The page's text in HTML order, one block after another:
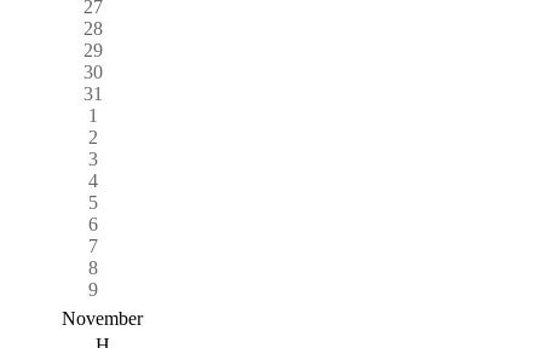
27
28
29
30
31
1
2
3
4
5
6
7
8
9
November